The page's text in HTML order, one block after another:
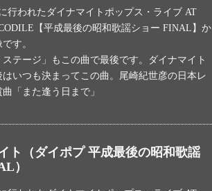
行われたダイナマイトポップス・ライブ AT
【平成最後の昭和歌謡ショー FINAL】か
す。
ステージ」もこの曲で最後です。ダイナマイト
いつも決まってこの曲。尾崎紀世彦の日本レ
「また逢う日まで」
ト（ダイポプ 平成最後の昭和歌謡
）